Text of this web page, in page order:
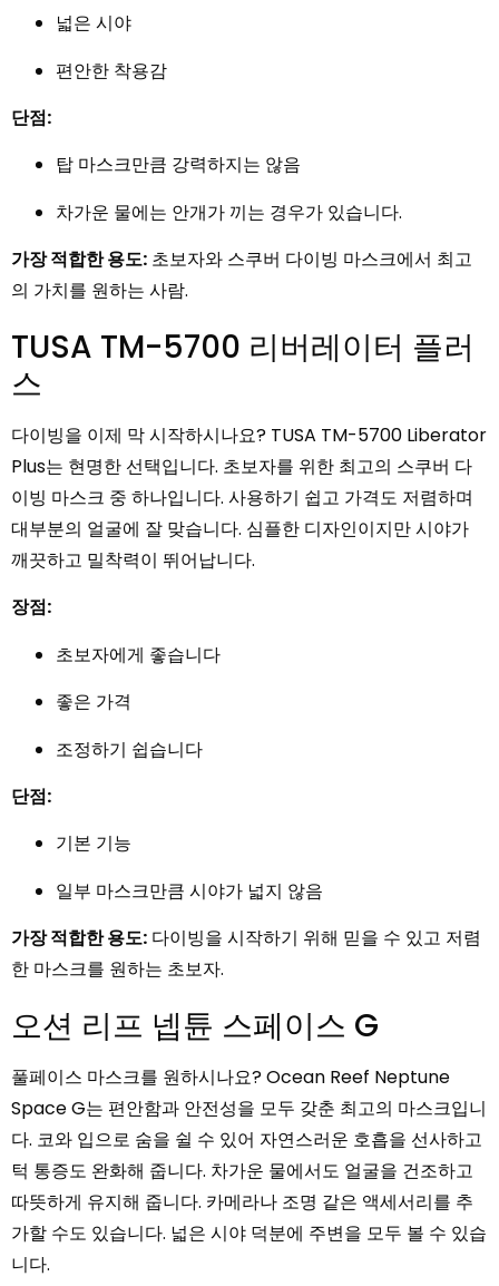
넓은 시야
편안한 착용감
단점:
탑 마스크만큼 강력하지는 않음
차가운 물에는 안개가 끼는 경우가 있습니다.
가장 적합한 용도: 초보자와 스쿠버 다이빙 마스크에서 최고
의 가치를 원하는 사람.
TUSA TM-5700 리버레이터 플러
스
다이빙을 이제 막 시작하시나요? TUSA TM-5700 Liberator
Plus는 현명한 선택입니다. 초보자를 위한 최고의 스쿠버 다
이빙 마스크 중 하나입니다. 사용하기 쉽고 가격도 저렴하며
대부분의 얼굴에 잘 맞습니다. 심플한 디자인이지만 시야가
깨끗하고 밀착력이 뛰어납니다.
장점:
초보자에게 좋습니다
좋은 가격
조정하기 쉽습니다
단점:
기본 기능
일부 마스크만큼 시야가 넓지 않음
가장 적합한 용도: 다이빙을 시작하기 위해 믿을 수 있고 저렴
한 마스크를 원하는 초보자.
오션 리프 넵튠 스페이스 G
풀페이스 마스크를 원하시나요? Ocean Reef Neptune
Space G는 편안함과 안전성을 모두 갖춘 최고의 마스크입니
다. 코와 입으로 숨을 쉴 수 있어 자연스러운 호흡을 선사하고
턱 통증도 완화해 줍니다. 차가운 물에서도 얼굴을 건조하고
따뜻하게 유지해 줍니다. 카메라나 조명 같은 액세서리를 추
가할 수도 있습니다. 넓은 시야 덕분에 주변을 모두 볼 수 있습
니다.